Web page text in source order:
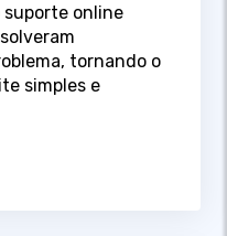
online
tornando o
simples e